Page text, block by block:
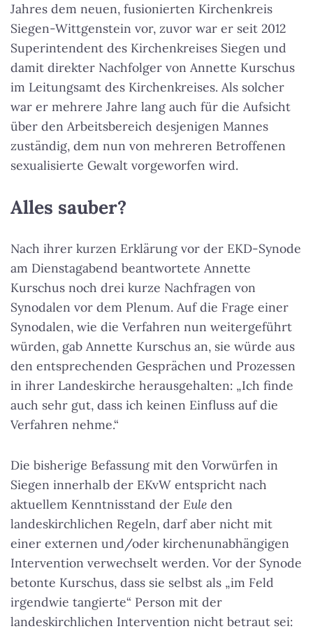
Jahres dem neuen, fusionierten Kirchenkreis
Siegen-Wittgenstein vor, zuvor war er seit 2012
Superintendent des Kirchenkreises Siegen und
damit direkter Nachfolger von Annette Kurschus
im Leitungsamt des Kirchenkreises. Als solcher
war er mehrere Jahre lang auch für die Aufsicht
über den Arbeitsbereich desjenigen Mannes
zuständig, dem nun von mehreren Betroffenen
sexualisierte Gewalt vorgeworfen wird.
Alles sauber?
Nach ihrer kurzen Erklärung vor der EKD-Synode
am Dienstagabend beantwortete Annette
Kurschus noch drei kurze Nachfragen von
Synodalen vor dem Plenum. Auf die Frage einer
Synodalen, wie die Verfahren nun weitergeführt
würden, gab Annette Kurschus an, sie würde aus
den entsprechenden Gesprächen und Prozessen
in ihrer Landeskirche herausgehalten: „Ich finde
auch sehr gut, dass ich keinen Einfluss auf die
Verfahren nehme.“
Die bisherige Befassung mit den Vorwürfen in
Siegen innerhalb der EKvW entspricht nach
aktuellem Kenntnisstand der Eule den
landeskirchlichen Regeln, darf aber nicht mit
einer externen und/oder kirchenunabhängigen
Intervention verwechselt werden. Vor der Synode
betonte Kurschus, dass sie selbst als „im Feld
irgendwie tangierte“ Person mit der
landeskirchlichen Intervention nicht betraut sei: